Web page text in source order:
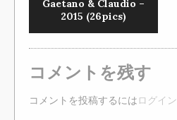
Gaetano & Claudio –
2015 (26pics)
コメントを残す
コメントを投稿するには ログイン